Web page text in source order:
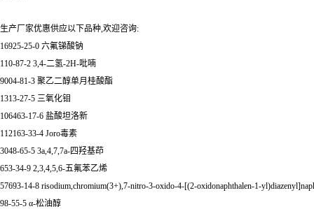
生产厂家优惠供应以下品种,欢迎咨询:
16925-25-0 六氟锑酸钠
110-87-2 3,4-二氢-2H-吡喃
9004-81-3 聚乙二醇单月桂酸酯
1313-27-5 三氧化钼
106463-17-6 盐酸坦洛新
112163-33-4 Joro毒素
3048-65-5 3a,4,7,7a-四羟基茚
653-34-9 2,3,4,5,6-五氟苯乙烯
57693-14-8 risodium,chromium(3+),7-nitro-3-oxido-4-[(2-oxidonaphthalen-1-
98-55-5 α-松油醇